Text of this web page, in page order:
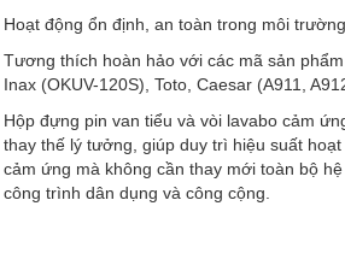
Hoạt động ổn định, an toàn trong môi
Tương thích hoàn hảo với các mã sản
Inax (OKUV-120S), Toto, Caesar (A911,
Hộp đựng pin van tiểu và vòi lavabo cảm
thay thế lý tưởng, giúp duy trì hiệu suất
cảm ứng mà không cần thay mới toàn bộ
công trình dân dụng và công cộng.